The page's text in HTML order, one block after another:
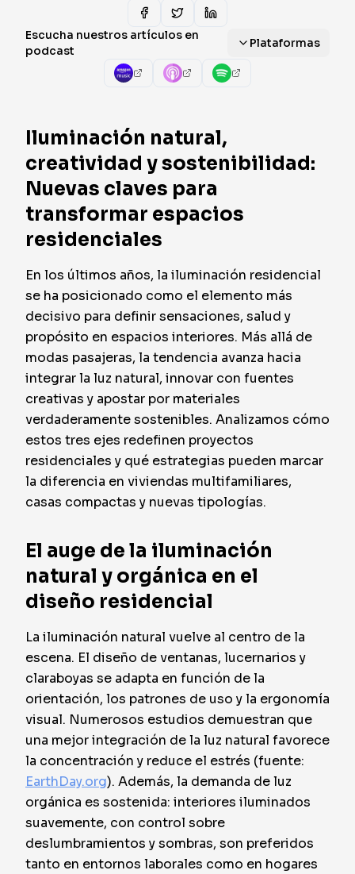
Escucha nuestros artículos en
podcast
Plataformas
Iluminación natural,
creatividad y sostenibilidad:
Nuevas claves para
transformar espacios
residenciales
En los últimos años, la iluminación residencial
se ha posicionado como el elemento más
decisivo para definir sensaciones, salud y
propósito en espacios interiores. Más allá de
modas pasajeras, la tendencia avanza hacia
integrar la luz natural, innovar con fuentes
creativas y apostar por materiales
verdaderamente sostenibles. Analizamos cómo
estos tres ejes redefinen proyectos
residenciales y qué estrategias pueden marcar
la diferencia en viviendas multifamiliares,
casas compactas y nuevas tipologías.
El auge de la iluminación
natural y orgánica en el
diseño residencial
La iluminación natural vuelve al centro de la
escena. El diseño de ventanas, lucernarios y
claraboyas se adapta en función de la
orientación, los patrones de uso y la ergonomía
visual. Numerosos estudios demuestran que
una mejor integración de la luz natural favorece
la concentración y reduce el estrés (fuente:
EarthDay.org). Además, la demanda de luz
orgánica es sostenida: interiores iluminados
suavemente, con control sobre
deslumbramientos y sombras, son preferidos
tanto en entornos laborales como en hogares